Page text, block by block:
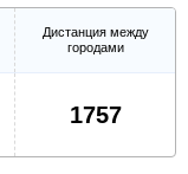
Дистанция между
городами
1757